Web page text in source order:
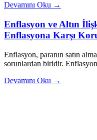
Devamını Oku →
Enflasyon ve Altın
Enflasyona Karşı
Enflasyon, paranın satın
sorunlardan biridir.
Devamını Oku →